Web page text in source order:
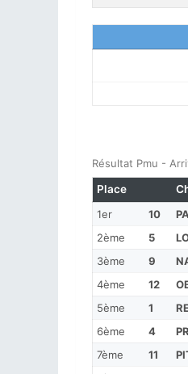
Résultat Pmu -
1er 10
2ème
5
3ème
9
4ème
12
5ème
1
6ème
4
7ème
11
Place